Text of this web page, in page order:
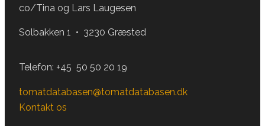
co/Tina og Lars Laugesen
Solbakken 1 • 3230 Græsted
Telefon: +45 50 50 20 19
tomatdatabasen@tomatdatabasen.dk
Kontakt os